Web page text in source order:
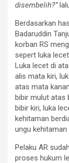
disembelih?”
Berdasarkan
Badaruddin
korban RS
sepert luka
Luka lecet di
alis mata kiri,
atas mata
bibir mulut atas
bibir kiri, luka
kehitaman
ungu kehitaman
Pelaku AR
proses hukum